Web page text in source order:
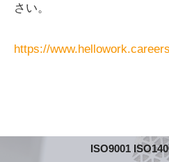
さい。
https://www.hellowork.careers
ISO9001